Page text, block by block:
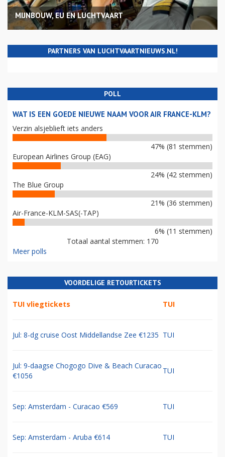
MIJNBOUW, EU EN LUCHTVAART
PARTNERS VAN LUCHTVAARTNIEUWS.NL!
POLL
WAT IS EEN GOEDE NIEUWE NAAM VOOR AIR FRANCE-KLM?
Verzin alsjeblieft iets anders
47% (81 stemmen)
European Airlines Group (EAG)
24% (42 stemmen)
The Blue Group
21% (36 stemmen)
Air-France-KLM-SAS(-TAP)
6% (11 stemmen)
Totaal aantal stemmen: 170
Meer polls
VOORDELIGE RETOURTICKETS
TUI vliegtickets TUI
Jul: 8-dg cruise Oost Middellandse Zee €1235 TUI
Jul: 9-daagse Chogogo Dive & Beach Curacao
€1056
TUI
Sep: Amsterdam - Curacao €569 TUI
Sep: Amsterdam - Aruba €614 TUI